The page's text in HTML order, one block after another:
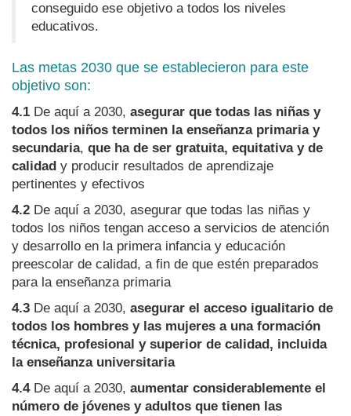
conseguido ese objetivo a todos los niveles
educativos.
Las metas 2030 que se establecieron para este
objetivo son:
4.1 De aquí a 2030, asegurar que todas las niñas y
todos los niños terminen la enseñanza primaria y
secundaria, que ha de ser gratuita, equitativa y de
calidad y producir resultados de aprendizaje
pertinentes y efectivos
4.2 De aquí a 2030, asegurar que todas las niñas y
todos los niños tengan acceso a servicios de atención
y desarrollo en la primera infancia y educación
preescolar de calidad, a fin de que estén preparados
para la enseñanza primaria
4.3 De aquí a 2030, asegurar el acceso igualitario de
todos los hombres y las mujeres a una formación
técnica, profesional y superior de calidad, incluida
la enseñanza universitaria
4.4De aquí a 2030, aumentar considerablemente el
número de jóvenes y adultos que tienen las